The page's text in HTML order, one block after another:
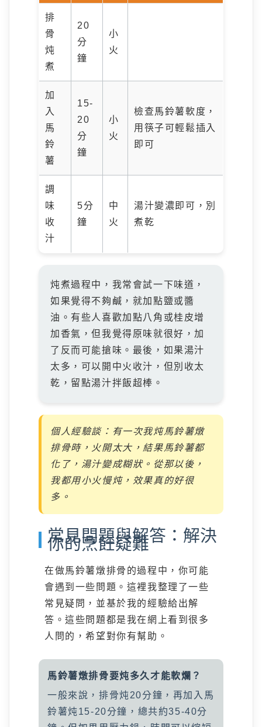
排
骨
炖
煮
20
分
鐘
小
火
加
入
馬
鈴
薯
15-
20
分
鐘
小
火
檢查馬鈴薯軟度，
用筷子可輕鬆插入
即可
調
味
收
汁
5分
鐘
中
火
湯汁變濃即可，別
煮乾
炖煮過程中，我常會試一下味道，
如果覺得不夠鹹，就加點鹽或醬
油。有些人喜歡加點八角或桂皮增
加香氣，但我覺得原味就很好，加
了反而可能搶味。最後，如果湯汁
太多，可以開中火收汁，但別收太
乾，留點湯汁拌飯超棒。
個人經驗談：有一次我炖馬鈴薯燉
排骨時，火開太大，結果馬鈴薯都
化了，湯汁變成糊狀。從那以後，
我都用小火慢炖，效果真的好很
多。
常見問題與解答：解決
你的烹飪疑難
在做馬鈴薯燉排骨的過程中，你可能
會遇到一些問題。這裡我整理了一些
常見疑問，並基於我的經驗給出解
答。這些問題都是我在網上看到很多
人問的，希望對你有幫助。
馬鈴薯燉排骨要炖多久才能軟爛？
一般來說，排骨炖20分鐘，再加入馬
鈴薯炖15-20分鐘，總共約35-40分